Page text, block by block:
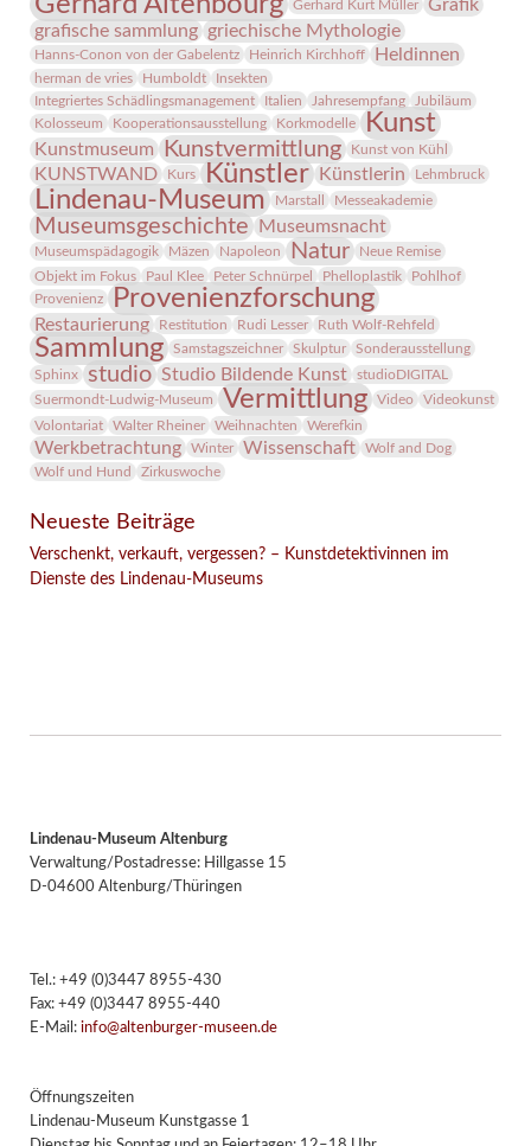
Gerhard Kurt Müller
Grafik
grafische sammlung griechische Mythologie
Hanns-Conon von der Gabelentz Heinrich Kirchhoff Heldinnen
herman de vries Humboldt
Insekten
Integriertes Schädlingsmanagement
Italien Jahresempfang
Jubiläum
Kolosseum
Kooperationsausstellung Korkmodelle Kunst
Kunstmuseum Kunstvermittlung Kunst von Kühl
KUNSTWAND Kurs Künstler Künstlerin Lehmbruck
Lindenau-Museum Marstall Messeakademie
Museumsgeschichte Museumsnacht
Museumspädagogik Mäzen Napoleon Natur
Neue Remise
Objekt im Fokus
Paul Klee Peter Schnürpel Phelloplastik
Pohlhof
Provenienz
Provenienzforschung
Restaurierung Restitution Rudi Lesser Ruth Wolf-Rehfeld
Sammlung Samstagszeichner Skulptur
Sonderausstellung
Sphinx
studio Studio Bildende Kunst
studioDIGITAL
Suermondt-Ludwig-Museum
Vermittlung Video
Videokunst
Volontariat
Walter Rheiner Weihnachten Werefkin
Werkbetrachtung Winter Wissenschaft
Wolf and Dog
Wolf und Hund
Zirkuswoche
Neueste Beiträge
Verschenkt, verkauft, vergessen? – Kunstdetektivinnen im
Dienste des Lindenau-Museums
Lindenau-Museum Altenburg
Verwaltung/Postadresse: Hillgasse 15
D-04600 Altenburg/Thüringen
Tel.: +49 (0)3447 8955-430
Fax: +49 (0)3447 8955-440
E-Mail: info@altenburger-museen.de
Öffnungszeiten
Lindenau-Museum Kunstgasse 1